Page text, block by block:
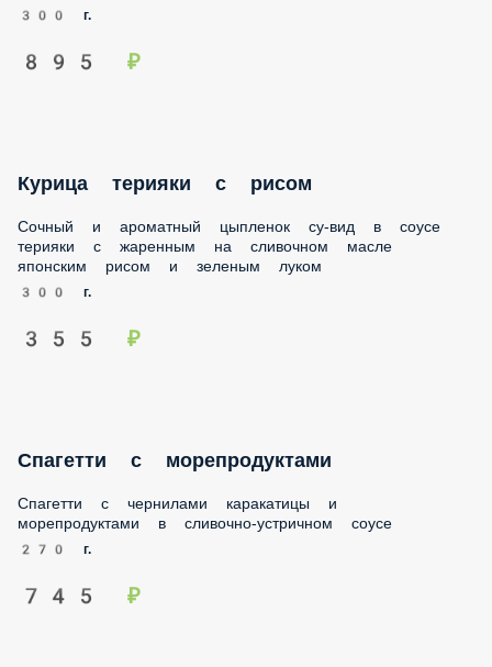
300 г.
895 ₽
Курица терияки с рисом
Сочный и ароматный цыпленок су-вид в соусе терияки с
жаренным на сливочном масле японским рисом и зеленым
луком
300 г.
355 ₽
Спагетти с морепродуктами
Спагетти с чернилами каракатицы и морепродуктами в
сливочно-устричном соусе
270 г.
745 ₽